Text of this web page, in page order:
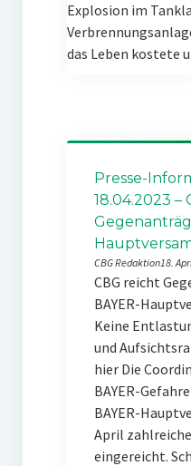
Explosion im
das Leben kostete
Presse-
18.04.2023 –
CBG Redaktion18.
CBG reicht
BAYER-
Keine
und
hier Die
BAYER-
BAYER-
April
eingereicht.